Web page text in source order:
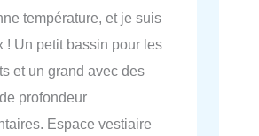
température, et je suis
! Un petit bassin pour les
et un grand avec des
profondeur
Espace vestiaire